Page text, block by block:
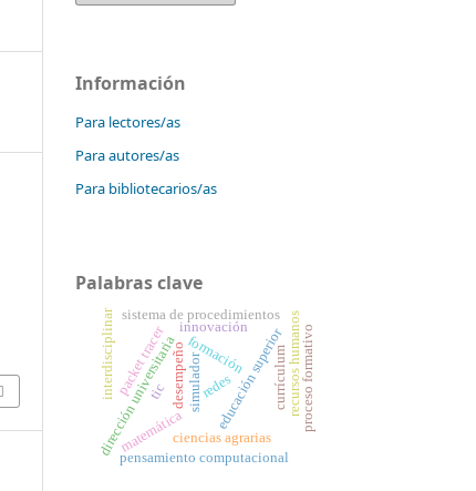
Información
Para lectores/as
Para autores/as
Para bibliotecarios/as
Palabras clave
desempeño educación superior
formación
dirección universitaria recursos humanos
simulador
packet tracer redes
tic
ciencias agrarias
sistema de procedimientos
proceso formativo
matemática
pensamiento computacional
interdisciplinar currículum
innovación